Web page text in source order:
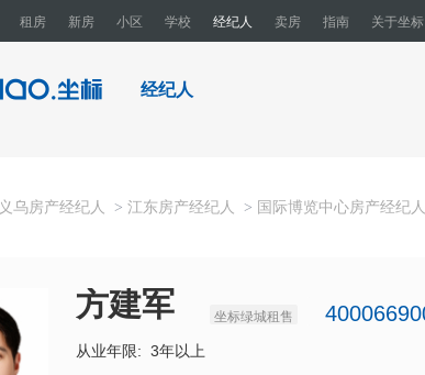
租房 新房 小区 学校 经纪人 卖房 指南 关于坐标
经纪人
义乌房产经纪人 > 江东房产经纪人 > 国际博览中心房产经纪人
方建军 坐标绿城租售
从业年限: 3年以上